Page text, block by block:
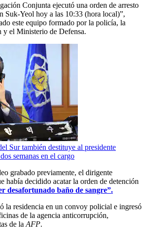
Conjunta ejecutó una orden de arresto
Suk-Yeol hoy a las 10:33 (hora local)”,
este equipo formado por la policía, la
y el Ministerio de Defensa.
Sur también destituye al presidente
semanas en el cargo
grabado previamente, el dirigente
había decidido acatar la orden de detención
desafortunado baño de sangre”.
la residencia en un convoy policial e ingresó
de la agencia anticorrupción,
de la AFP.